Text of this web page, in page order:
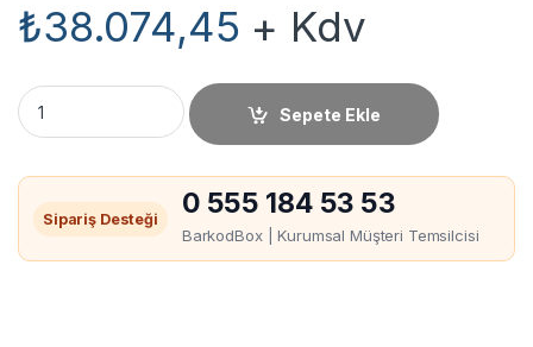
₺38.074,45 + Kdv
TSC ML240P Barkod Yazıcı miktar
Sepete Ekle
Sipariş Desteği 0 555 184 53 53
BarkodBox | Kurumsal Müşteri Temsilcisi